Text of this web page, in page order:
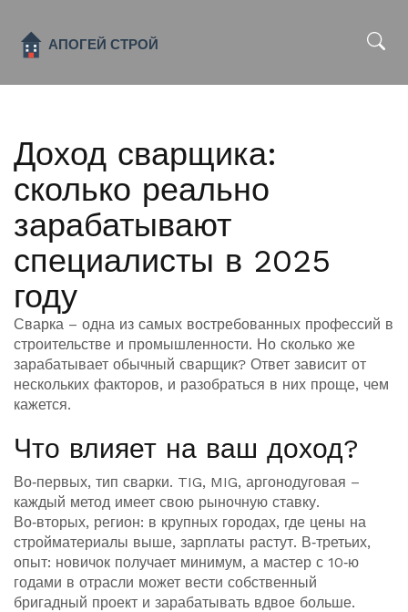
Доход сварщика:
сколько реально
зарабатывают
специалисты в 2025
году
Сварка – одна из самых востребованных профессий в
строительстве и промышленности. Но сколько же
зарабатывает обычный сварщик? Ответ зависит от
нескольких факторов, и разобраться в них проще, чем
кажется.
Что влияет на ваш доход?
Во‑первых, тип сварки. TIG, MIG, аргонодуговая –
каждый метод имеет свою рыночную ставку.
Во‑вторых, регион: в крупных городах, где цены на
стройматериалы выше, зарплаты растут. В‑третьих,
опыт: новичок получает минимум, а мастер с 10‑ю
годами в отрасли может вести собственный
бригадный проект и зарабатывать вдвое больше.